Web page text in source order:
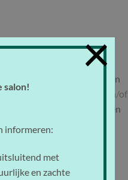
voor je haren. Vermijd
haren föhnen? Zorg er dan
verzorgings- en/of
enige regelmaat je haren
mogelijke kleuring.
en de juiste verzorging.
salon!
informeren:
met
en zachte
×